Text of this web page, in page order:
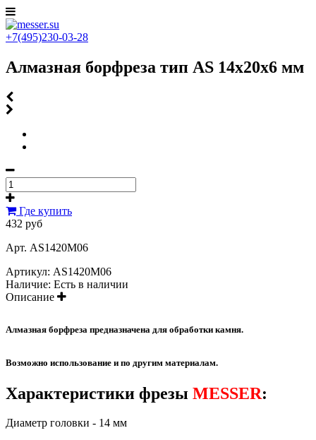
+7(495)230-03-28
Алмазная борфреза тип AS 14x20x6 мм
Где купить
432 руб
Арт. AS1420M06
Артикул: AS1420M06
Наличие: Есть в наличии
Описание
Алмазная борфреза предназначена для обработки камня.
Возможно использование и по другим материалам.
Характеристики фрезы MESSER:
Диаметр головки - 14 мм